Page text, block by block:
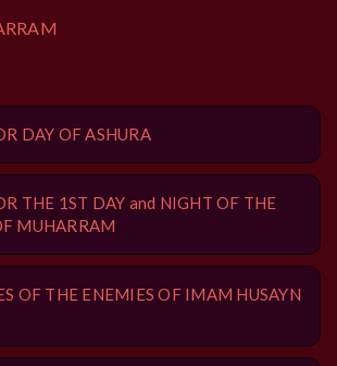
DAY OF ASHURA
THE 1ST DAY and NIGHT OF THE
MUHARRAM
OF THE ENEMIES OF IMAM HUSAYN